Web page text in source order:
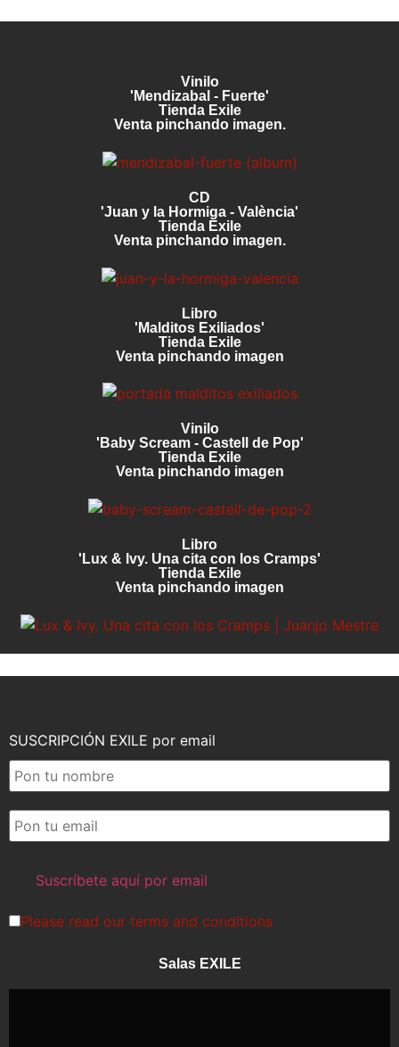
Vinilo
'Mendizabal - Fuerte'
Tienda Exile
Venta pinchando imagen.
CD
'Juan y la Hormiga - València'
Tienda Exile
Venta pinchando imagen.
Libro
'Malditos Exiliados'
Tienda Exile
Venta pinchando imagen
Vinilo
'Baby Scream - Castell de Pop'
Tienda Exile
Venta pinchando imagen
Libro
'Lux & Ivy. Una cita con los Cramps'
Tienda Exile
Venta pinchando imagen
SUSCRIPCIÓN EXILE por email
Please read our terms and conditions
Salas EXILE